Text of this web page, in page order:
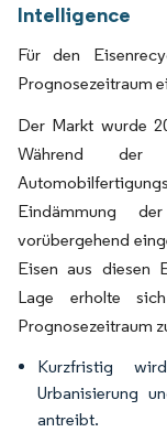
Intelligence
Für den
Prognosezeitraum
Der Markt wurde
Während
Eindämmung
vorübergehend
Eisen aus diesen
Lage erholte
Prognosezeitraum
Kurzfristig
Urbanisierung
antreibt.